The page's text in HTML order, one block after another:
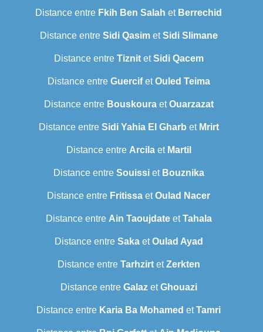
Distance entre Fkih Ben Salah et Berrechid
Distance entre Sidi QasimetSidi Slimane
Distance entre TiznitetSidi Qacem
Distance entre GuercifetOuled Teima
Distance entre BouskouraetOuarzazat
Distance entre Sidi Yahia El Gharb et Mrirt
Distance entre Arcilaet Martil
Distance entre Souissiet Bouznika
Distance entre Fritissa etOulad Nacer
Distance entre Ain TaoujdateetTahala
Distance entre SakaetOulad Ayad
Distance entre TarhzirtetZerkten
Distance entre GalazetGhouazi
Distance entre Karia Ba Mohamed etTamri